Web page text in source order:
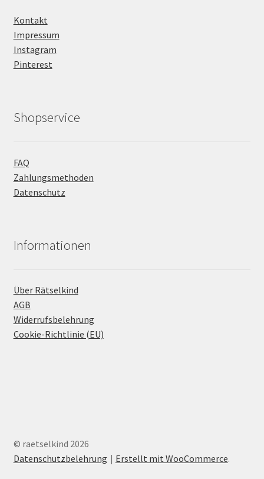
Kontakt
Impressum
Instagram
Pinterest
Shopservice
FAQ
Zahlungsmethoden
Datenschutz
Informationen
Über Rätselkind
AGB
Widerrufsbelehrung
Cookie-Richtlinie (EU)
© raetselkind 2026
Datenschutzbelehrung
Erstellt mit WooCommerce.